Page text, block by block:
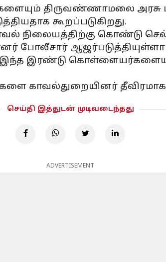
திருவண்ணாமலை அரசு
கூறப்படுகிறது.
நிலையத்திற்கு கொண்டு
போலீசார்
இந்த இரண்டு
தீவிரமாக
செய்தி இத்துடன் முடிவடைந்தது
ADVERTISEMENT